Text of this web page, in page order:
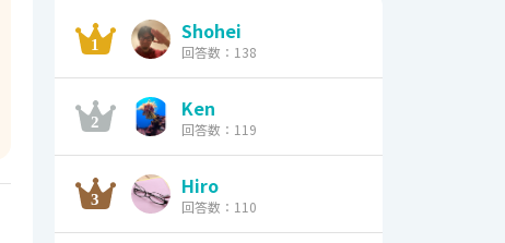
Shohei
回答数：138
Ken
回答数：119
Hiro
回答数：110